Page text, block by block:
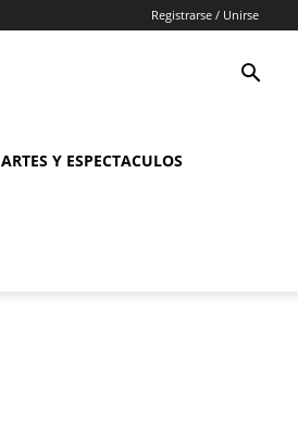
Registrarse / Unirse
ARTES Y ESPECTACULOS